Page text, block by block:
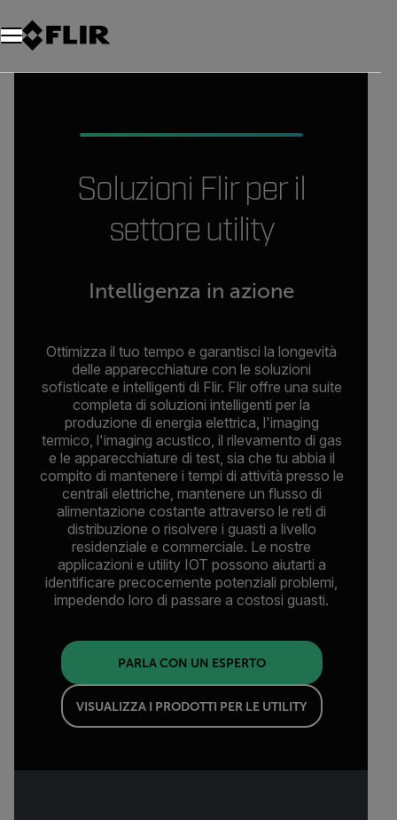
Unread messages
Modello
Rimuovi
articoli
articolo
Aggiungi al carrello
Aggiunto al carrello
Soluzioni Flir per il
settore utility
Intelligenza in azione
Ottimizza il tuo tempo e garantisci la longevità
delle apparecchiature con le soluzioni
sofisticate e intelligenti di Flir. Flir offre una suite
completa di soluzioni intelligenti per la
produzione di energia elettrica, l'imaging
termico, l'imaging acustico, il rilevamento di gas
e le apparecchiature di test, sia che tu abbia il
compito di mantenere i tempi di attività presso le
centrali elettriche, mantenere un flusso di
alimentazione costante attraverso le reti di
distribuzione o risolvere i guasti a livello
residenziale e commerciale. Le nostre
applicazioni e utility IOT possono aiutarti a
identificare precocemente potenziali problemi,
impedendo loro di passare a costosi guasti.
PARLA CON UN ESPERTO
VISUALIZZA I PRODOTTI PER LE UTILITY